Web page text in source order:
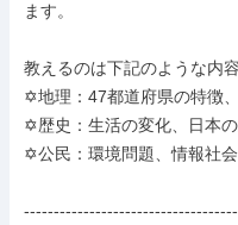
ます。
教えるのは下記のような内容
✡️地理：47都道府県の特徴
✡️歴史：生活の変化、日本
✡️公民：環境問題、情報社